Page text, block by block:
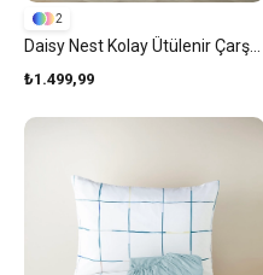
₺1.499,99
2